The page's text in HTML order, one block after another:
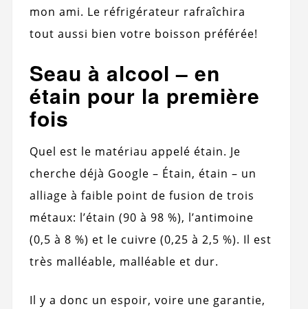
mon ami. Le réfrigérateur rafraîchira
tout aussi bien votre boisson préférée!
Seau à alcool – en
étain pour la première
fois
Quel est le matériau appelé étain. Je
cherche déjà Google – Étain, étain – un
alliage à faible point de fusion de trois
métaux: l’étain (90 à 98 %), l’antimoine
(0,5 à 8 %) et le cuivre (0,25 à 2,5 %). Il est
très malléable, malléable et dur.
Il y a donc un espoir, voire une garantie,